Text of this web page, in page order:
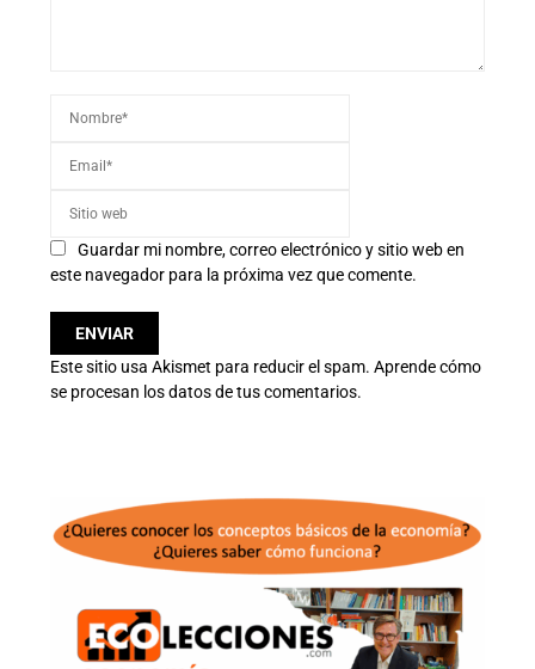
Guardar mi nombre, correo electrónico y sitio web en
este navegador para la próxima vez que comente.
Este sitio usa Akismet para reducir el spam. Aprende cómo
se procesan los datos de tus comentarios.